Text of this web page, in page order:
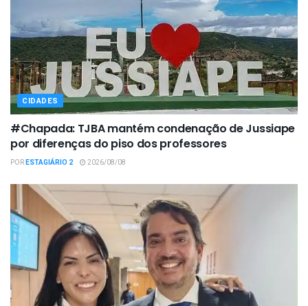
CIDADES
#Chapada: TJBA mantém condenação de Jussiape
por diferenças do piso dos professores
PORESTAGIÁRIO 2 2026/08/08